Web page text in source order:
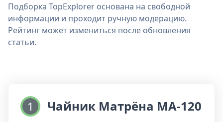
Подборка TopExplorer основана на свободной
информации и проходит ручную модерацию.
Рейтинг может измениться после обновления
статьи.
1 Чайник Матрёна MA-120